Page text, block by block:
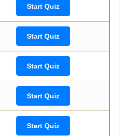
Start Quiz
Start Quiz
Start Quiz
Start Quiz
Start Quiz